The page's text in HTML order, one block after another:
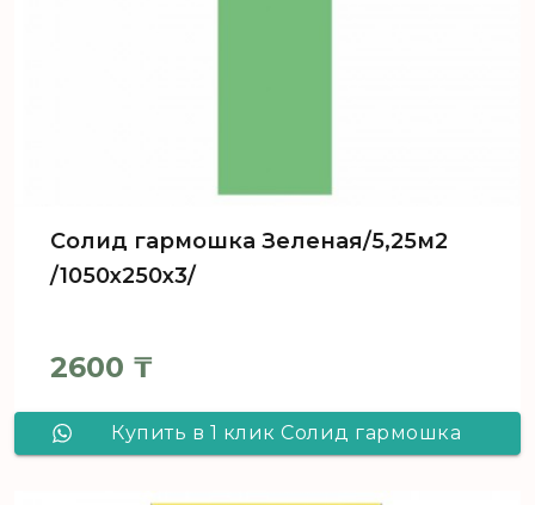
Солид гармошка Зеленая/5,25м2
/1050х250х3/
2600 ₸
Купить в 1 клик Солид гармошка